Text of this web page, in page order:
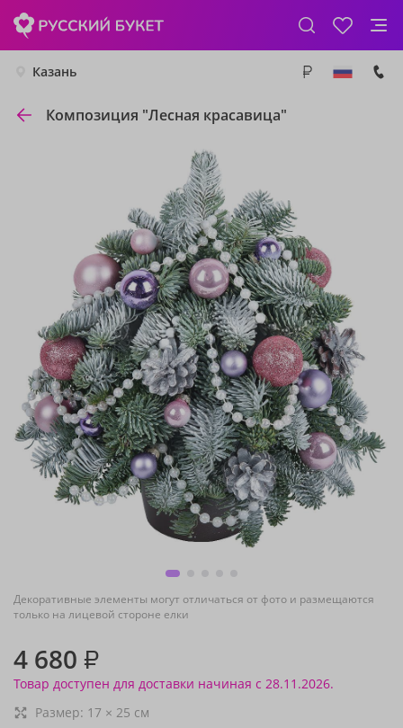
Казань
Композиция "Лесная красавица"
Декоративные элементы могут отличаться от фото и размещаются
только на лицевой стороне елки
4 680 ₽
Товар доступен для доставки начиная с 28.11.2026.
Размер: 17 × 25 см